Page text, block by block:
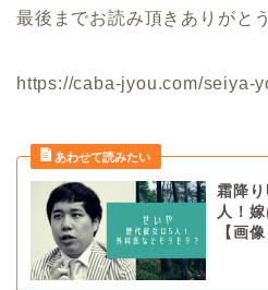
最後までお読み頂きありがと
https://caba-jyou.com/seiya-
霜降
人！
【画像